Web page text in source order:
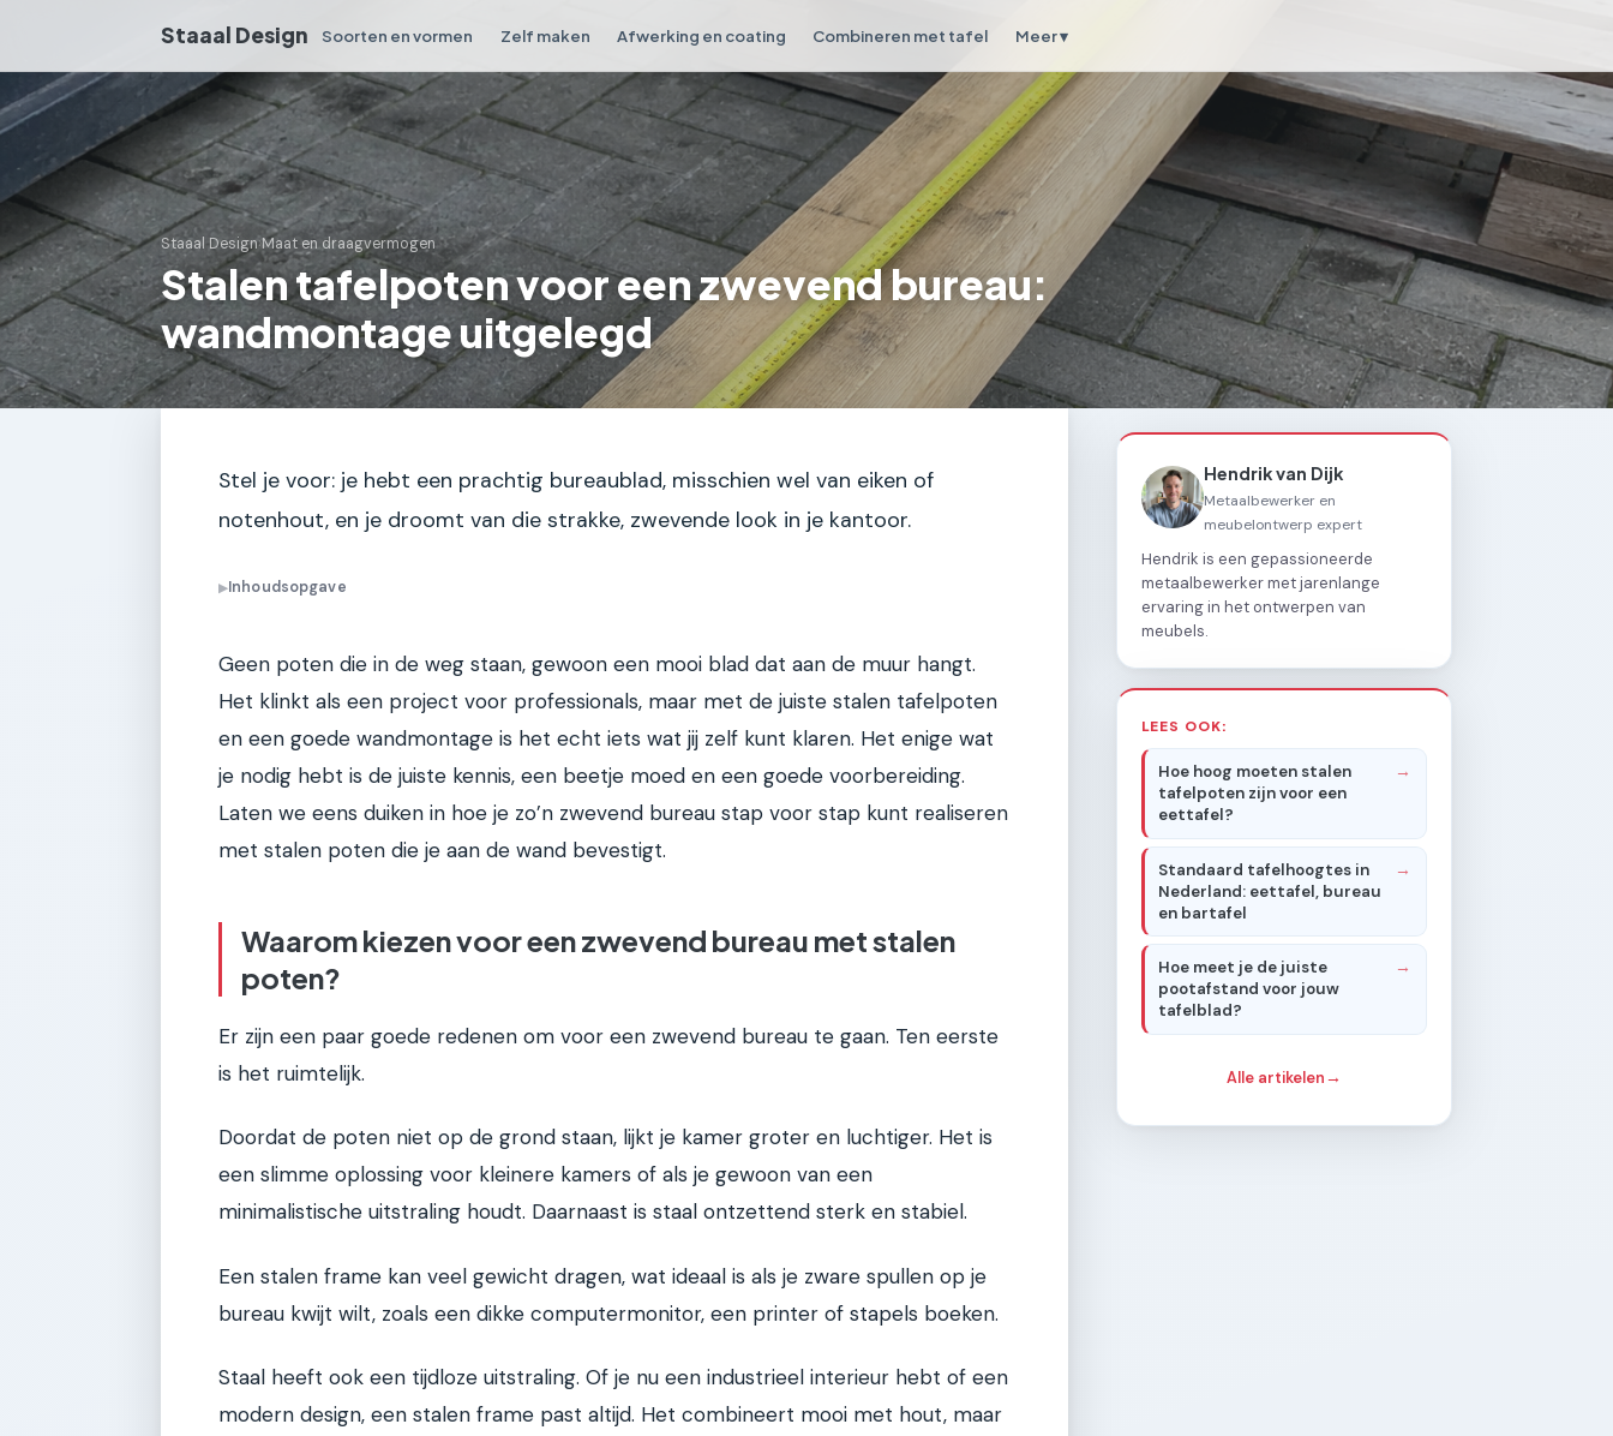
Staaal Design Soorten en vormen Zelf maken Afwerking en coating Combineren met tafel Meer ▾
Staaal Design›Maat en draagvermogen
Stalen tafelpoten voor een zwevend bureau:
wandmontage uitgelegd
Stel je voor: je hebt een prachtig bureaublad, misschien wel van eiken of
notenhout, en je droomt van die strakke, zwevende look in je kantoor.
▶Inhoudsopgave
Geen poten die in de weg staan, gewoon een mooi blad dat aan de muur hangt.
Het klinkt als een project voor professionals, maar met de juiste stalen tafelpoten
en een goede wandmontage is het echt iets wat jij zelf kunt klaren. Het enige wat
je nodig hebt is de juiste kennis, een beetje moed en een goede voorbereiding.
Laten we eens duiken in hoe je zo’n zwevend bureau stap voor stap kunt realiseren
met stalen poten die je aan de wand bevestigt.
Waarom kiezen voor een zwevend bureau met stalen
poten?
Er zijn een paar goede redenen om voor een zwevend bureau te gaan. Ten eerste
is het ruimtelijk.
Doordat de poten niet op de grond staan, lijkt je kamer groter en luchtiger. Het is
een slimme oplossing voor kleinere kamers of als je gewoon van een
minimalistische uitstraling houdt. Daarnaast is staal ontzettend sterk en stabiel.
Een stalen frame kan veel gewicht dragen, wat ideaal is als je zware spullen op je
bureau kwijt wilt, zoals een dikke computermonitor, een printer of stapels boeken.
Staal heeft ook een tijdloze uitstraling. Of je nu een industrieel interieur hebt of een
modern design, een stalen frame past altijd. Het combineert mooi met hout, maar
Hendrik van Dijk
Metaalbewerker en
meubelontwerp expert
Hendrik is een gepassioneerde
metaalbewerker met jarenlange
ervaring in het ontwerpen van
meubels.
LEES OOK:
Hoe hoog moeten stalen
tafelpoten zijn voor een
eettafel?
Standaard tafelhoogtes in
Nederland: eettafel, bureau
en bartafel
Hoe meet je de juiste
pootafstand voor jouw
tafelblad?
Alle artikelen